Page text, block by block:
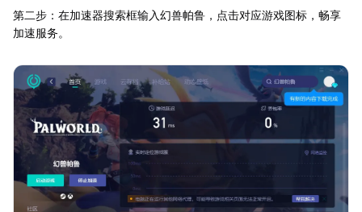
第二步：在加速器搜索框输入幻兽帕鲁，点击对应游戏图标，畅享
加速服务。